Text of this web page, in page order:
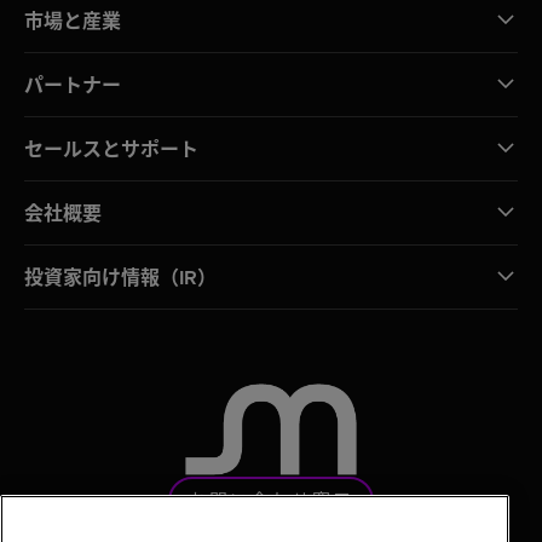
市場と産業
パートナー
セールスとサポート
会社概要
投資家向け情報（IR）
お問い合わせ窓口